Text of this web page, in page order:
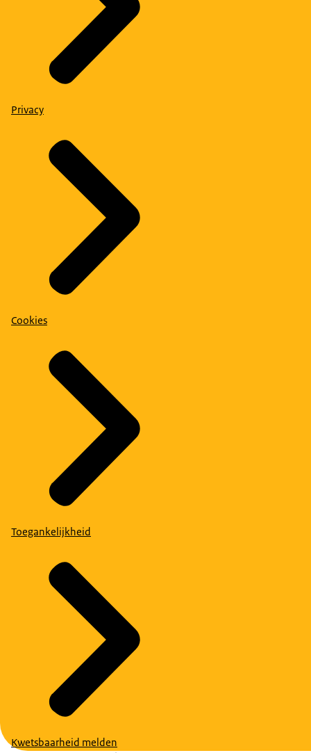
Privacy
Cookies
Toegankelijkheid
Kwetsbaarheid melden